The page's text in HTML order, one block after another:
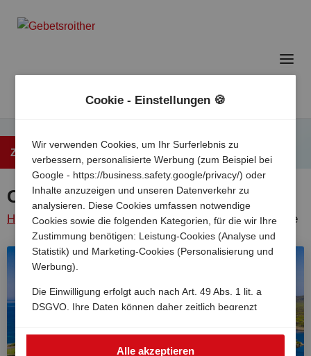
Zurück zur Übersicht
Camping Village Laguna Blu 4*
Home / Italien / Sardinien / Alghero / Camping village
laguna blu
Cookie - Einstellungen 🍪
Wir verwenden Cookies, um Ihr Surferlebnis zu
verbessern, personalisierte Werbung (zum Beispiel bei
Google - https://business.safety.google/privacy/) oder
Inhalte anzuzeigen und unseren Datenverkehr zu
analysieren. Diese Cookies umfassen notwendige
Cookies sowie die folgenden Kategorien, für die wir Ihre
Zustimmung benötigen: Leistung-Cookies (Analyse und
Statistik) und Marketing-Cookies (Personalisierung und
Werbung).
Die Einwilligung erfolgt auch nach Art. 49 Abs. 1 lit. a
DSGVO. Ihre Daten können daher zeitlich begrenzt
in den USA. Sollte das der Fall sein, kann das hohe
europäische Datenschutzniveau nicht vollkommen
Alle akzeptieren